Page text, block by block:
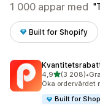
1 000 appar med
Built for Shopify
4,9av 5 stjärnor
(3 208)
3208 •
Öka ordervärdet
Built for